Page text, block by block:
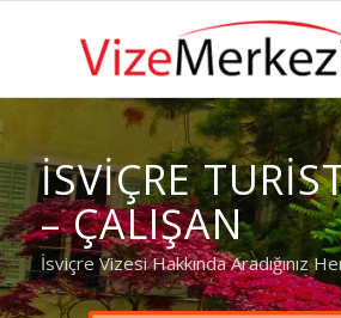
İSVIÇRE
– ÇALIŞAN
İsviçre Vizesi Hakkında Aradığınız